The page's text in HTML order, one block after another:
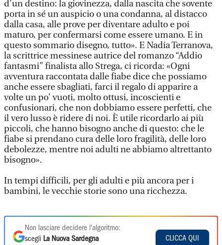
d’un destino: la giovinezza, dalla nascita che sovente
porta in sé un auspicio o una condanna, al distacco
dalla casa, alle prove per diventare adulto e poi
maturo, per confermarsi come essere umano. E in
questo sommario disegno, tutto». E Nadia Terranova,
la scrittrice messinese autrice del romanzo “Addio
fantasmi” finalista allo Strega, ci ricorda: «Ogni
avventura raccontata dalle fiabe dice che possiamo
anche essere sbagliati, farci il regalo di apparire a
volte un po’ vuoti, molto ottusi, incoscienti e
confusionari, che non dobbiamo essere perfetti, che
il vero lusso è ridere di noi. È utile ricordarlo ai più
piccoli, che hanno bisogno anche di questo: che le
fiabe si prendano cura delle loro fragilità, delle loro
debolezze, mentre noi adulti ne abbiamo altrettanto
bisogno».
In tempi difficili, per gli adulti e più ancora per i
bambini, le vecchie storie sono una ricchezza.
Non lasciare decidere l'algoritmo:
scegli La Nuova Sardegna CLICCA QUI